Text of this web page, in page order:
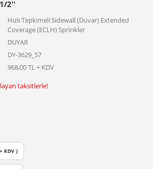
2''
Hızlı Tepkimeli Sidewall (Duvar) Extended
Coverage (ECLH) Sprinkler
DUYAR
DY-3629_57
968,00 TL + KDV
taksitlerle!
KDV )